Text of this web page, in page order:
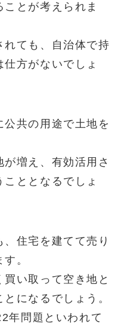
とが考えられま
れても、自治体で持
方がないでしょ
公共の用途で土地を
増え、有効活用さ
ととなるでしょ
住宅を建てて売り
。
い取って空き地と
になるでしょう。
年問題といわれて